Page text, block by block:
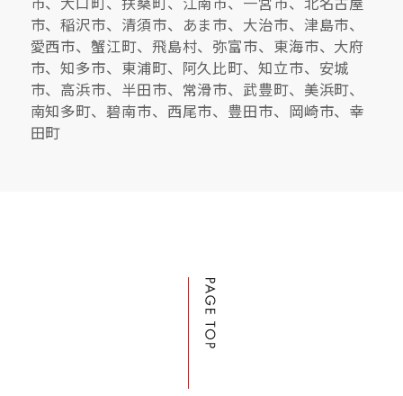
市、稲沢市、清須市、あま市、大治市、津島市、
愛西市、蟹江町、飛島村、弥富市、東海市、大府
市、知多市、東浦町、阿久比町、知立市、安城
市、高浜市、半田市、常滑市、武豊町、美浜町、
南知多町、碧南市、西尾市、豊田市、岡崎市、幸
田町